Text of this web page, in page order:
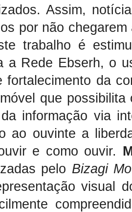
Assim,
por não
trabalho é
a Rede Ebserh, o
fortalecimento da
que
informação via
ao ouvinte a
e como ouvir.
pelo Bizagi
visual